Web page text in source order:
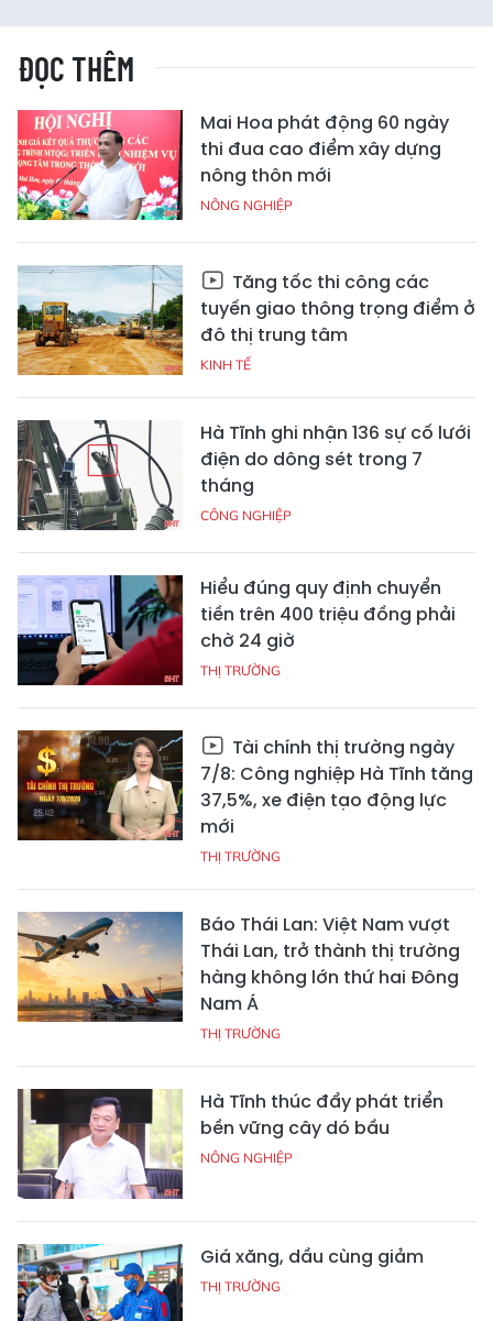
ĐỌC THÊM
Mai Hoa phát động 60 ngày
thi đua cao điểm xây dựng
nông thôn mới
NÔNG NGHIỆP
Tăng tốc thi công các
tuyến giao thông trọng điểm ở
đô thị trung tâm
KINH TẾ
Hà Tĩnh ghi nhận 136 sự cố lưới
điện do dông sét trong 7
tháng
CÔNG NGHIỆP
Hiểu đúng quy định chuyển
tiền trên 400 triệu đồng phải
chờ 24 giờ
THỊ TRƯỜNG
Tài chính thị trường ngày
7/8: Công nghiệp Hà Tĩnh tăng
37,5%, xe điện tạo động lực
mới
THỊ TRƯỜNG
Báo Thái Lan: Việt Nam vượt
Thái Lan, trở thành thị trường
hàng không lớn thứ hai Đông
Nam Á
THỊ TRƯỜNG
Hà Tĩnh thúc đẩy phát triển
bền vững cây dó bầu
NÔNG NGHIỆP
Giá xăng, dầu cùng giảm
THỊ TRƯỜNG